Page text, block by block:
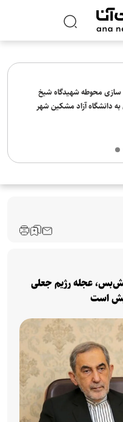
سازی محوطه شهیدگاه شیخ
دانشگاه آزاد مشکین شهر
عجله‌ رژیم جعلی
است